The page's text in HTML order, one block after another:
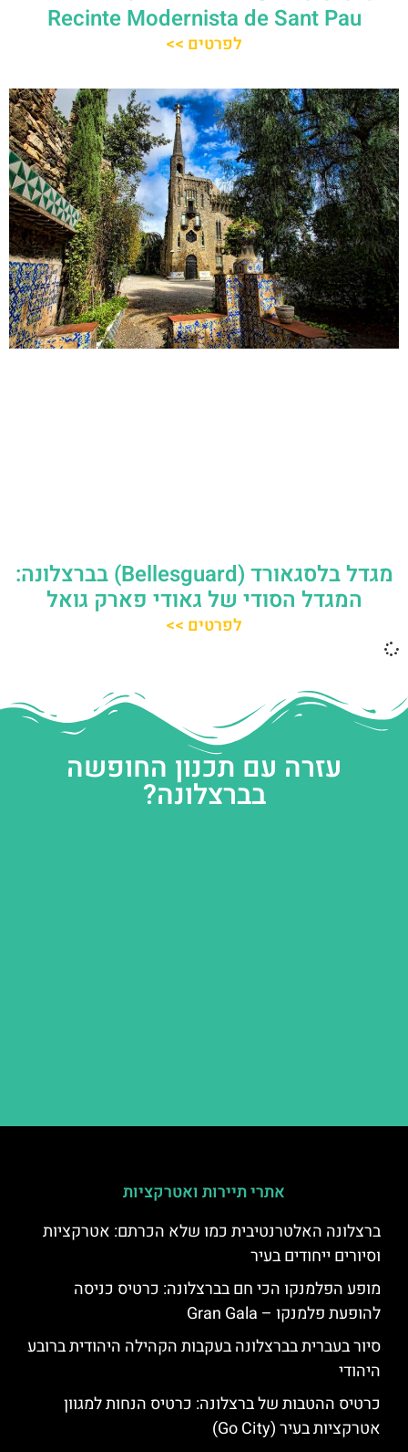
Recinte Modernista de Sant Pau
לפרטים >>
מגדל בלסגאורד (Bellesguard) בברצלונה:
המגדל הסודי של גאודי פארק גואל
לפרטים >>
עזרה עם תכנון החופשה
בברצלונה?
אתרי תיירות ואטרקציות
ברצלונה האלטרנטיבית כמו שלא הכרתם: אטרקציות
וסיורים ייחודים בעיר
מופע הפלמנקו הכי חם בברצלונה: כרטיס כניסה
להופעת פלמנקו – Gran Gala
סיור בעברית בברצלונה בעקבות הקהילה היהודית ברובע
היהודי
כרטיס ההטבות של ברצלונה: כרטיס הנחות למגוון
אטרקציות בעיר (Go City)